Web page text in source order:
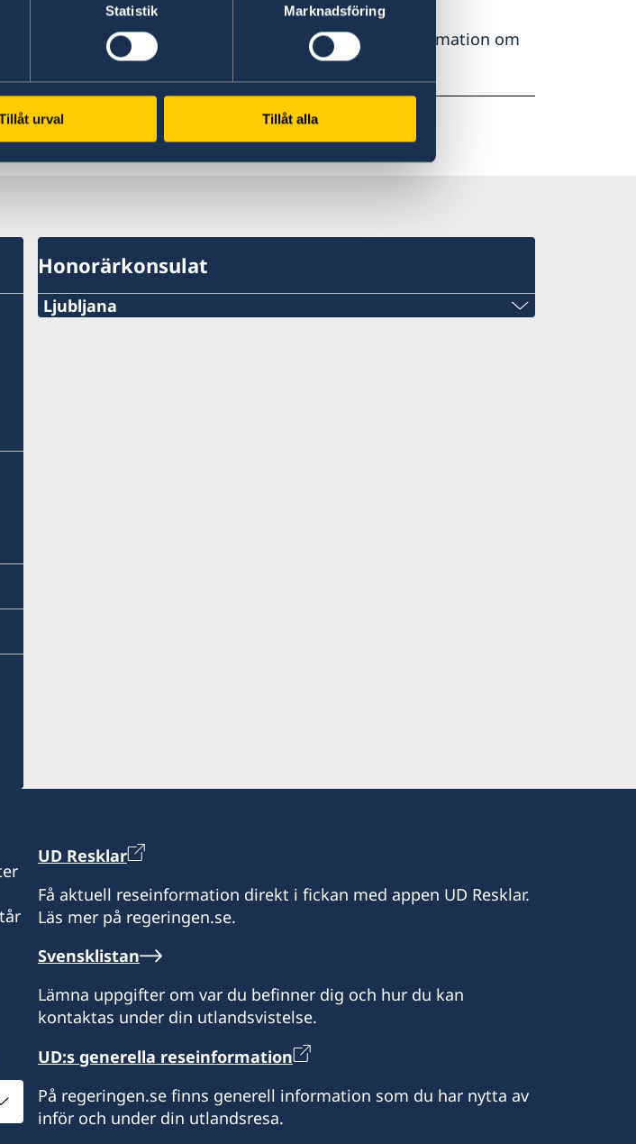
Statistik Marknadsföring
urval Tillåt alla
(The Market Access Database, MADB) – information om
länder utanför EU.
(endast på engelska)
dec. 2025, 09.37
Honorärkonsulat
Ljubljana
UD Resklar
Få aktuell reseinformation direkt i fickan med appen UD Resklar.
Läs mer på regeringen.se.
Svensklistan
Lämna uppgifter om var du befinner dig och hur du kan
kontaktas under din utlandsvistelse.
UD:s generella reseinformation
På regeringen.se finns generell information som du har nytta av
inför och under din utlandsresa.